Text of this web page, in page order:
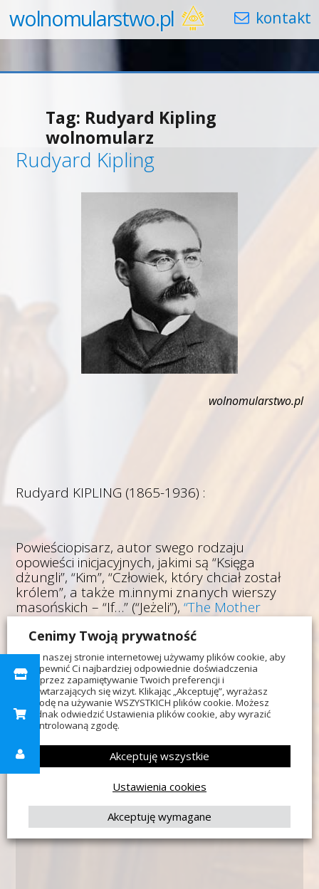
wolnomularstwo.pl
Tag: Rudyard Kipling
wolnomularz
Rudyard Kipling
wolnomularstwo.pl
Rudyard KIPLING (1865-1936) :
Powieściopisarz, autor swego rodzaju
opowieści inicjacyjnych, jakimi są “Księga
dżungli”, “Kim”, “Człowiek, który chciał został
królem”, a także m.innymi znanych wierszy
masońskich – “If…” (“Jeżeli”),“The Mother
Lodge” (“Loża Matka”), “My freshly-cut Ashlar”
(“Mój świeżo ociosany kamień”). Otrzymał
literacką Nagrodę Nobla w 1907 r.
Inicjowany w 1887 r. w loży “Hope and
Esperance Lodge 782”, na Wschodzie Lahore,
Cenimy Twoją prywatność
Na naszej stronie internetowej używamy plików cookie, aby
zapewnić Ci najbardziej odpowiednie doświadczenia
poprzez zapamiętywanie Twoich preferencji i
powtarzających się wizyt. Klikając „Akceptuję”, wyrażasz
zgodę na używanie WSZYSTKICH plików cookie. Możesz
jednak odwiedzić Ustawienia plików cookie, aby wyrazić
kontrolowaną zgodę.
Ustawienia cookies
Akceptuję wymagane
Akceptuję wszystkie